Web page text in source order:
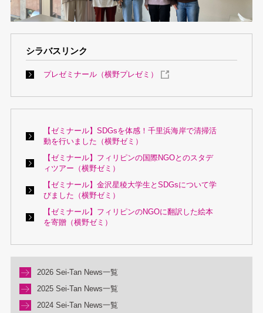
シラバスリンク
プレゼミナール（横野プレゼミ）
【ゼミナール】SDGsを体感！千里浜海岸で清掃活
動を行いました（横野ゼミ）
【ゼミナール】フィリピンの国際NGOとのスタデ
ィツアー（横野ゼミ）
【ゼミナール】金沢星稜大学生とSDGsについて学
びました（横野ゼミ）
【ゼミナール】フィリピンのNGOに翻訳した絵本
を寄贈（横野ゼミ）
2026 Sei-Tan News一覧
2025 Sei-Tan News一覧
2024 Sei-Tan News一覧